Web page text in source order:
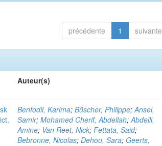
précédente 1 suivante
Auteur(s)
Benfodil, Karima;Büscher, Philippe;Ansel,
Samir;Mohamed Cherif, Abdellah;Abdelli,
Amine; Van Reet, Nick;Fettata, Said;
Bebronne, Nicolas;Dehou, Sara; Geerts,